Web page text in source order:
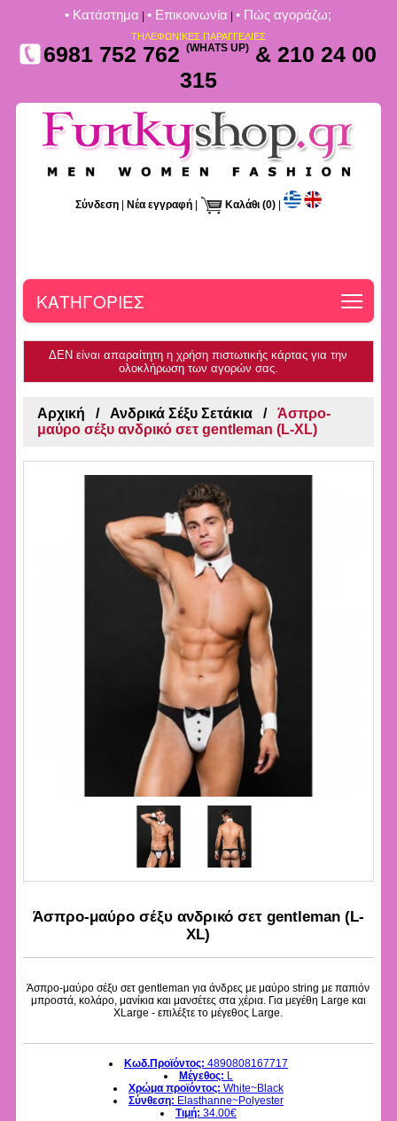
• Kατάστημα |• Επικοινωνία |• Πώς αγοράζω;
ΤΗΛΕΦΩΝΙΚΕΣ ΠΑΡΑΓΓΕΛΙΕΣ
6981 752 762(WHATS UP) & 210 24 00
315
Σύνδεση| Νέα εγγραφή| Καλάθι (0)|
ΚΑΤΗΓΟΡΙΕΣ
ΔΕΝ είναι απαραίτητη η χρήση πιστωτικής κάρτας για την
ολοκλήρωση των αγορών σας.
Αρχική Ανδρικά Σέξυ Σετάκια
Άσπρο-
μαύρο σέξυ ανδρικό σετ gentleman (L-XL)
Άσπρο-μαύρο σέξυ ανδρικό σετ gentleman (L-
XL)
Άσπρο-μαύρο σέξυ σετ gentleman για άνδρες με μαύρο string με παπιόν
μπροστά, κολάρο, μανίκια και μανσέτες στα χέρια. Για μεγέθη Large και
XLarge - επιλέξτε το μέγεθος Large.
Κωδ.Προϊόντος: 4890808167717
Μέγεθος: L
Χρώμα προϊόντος: White~Black
Σύνθεση: Elasthanne~Polyester
Τιμή: 34.00€